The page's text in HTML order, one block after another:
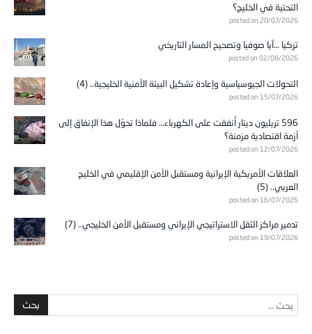
التحتية في الخليج؟
posted on 20/07/2026
تركيا …آيا صوفيا وتصحيح المسار التاريخي
posted on 02/08/2026
التحولات الجيوسياسية وإعادة تشكيل البيئة الأمنية الخليجية.. (4)
posted on 15/07/2026
596 تريليون دينار أُنفقت على الكهرباء… فلماذا تحوّل هذا الإنفاق إلى
أزمة اقتصادية مزمنة؟
posted on 12/07/2026
العلاقات الأمريكية الإيرانية ومستقبل الأمن الإقليمي في الخليج
العربي.. (5)
posted on 16/07/2026
تدمير مراكز الثقل الاستراتيجي الإيراني ومستقبل الأمن الخليجي.. (7)
posted on 19/07/2026